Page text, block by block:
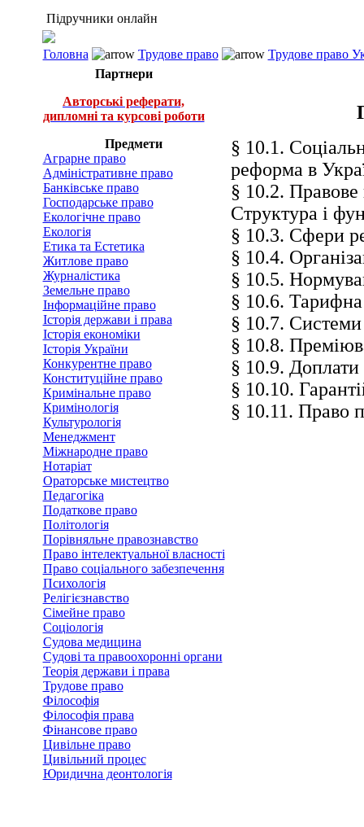
Підручники онлайн
Головна Трудове право
Трудове право
Партнери
Авторські реферати,
дипломні та курсові роботи
Предмети
Аграрне право
Адміністративне право
Банківське право
Господарське право
Екологічне право
Екологія
Етика та Естетика
Житлове право
Журналістика
Земельне право
Інформаційне право
Історія держави і права
Історія економіки
Історія України
Конкурентне право
Конституційне право
Кримінальне право
Кримінологія
Культурологія
Менеджмент
Міжнародне право
Нотаріат
Ораторське мистецтво
Педагогіка
Податкове право
Політологія
Порівняльне правознавство
Право інтелектуальної власності
Право соціального забезпечення
Психологія
Релігієзнавство
Сімейне право
Соціологія
Судова медицина
Судові та правоохоронні органи
Теорія держави і права
Трудове право
Філософія
Філософія права
Фінансове право
Цивільне право
Цивільний процес
Юридична деонтологія
§ 10.1.
реформа в
§ 10.2. Правове
Структура і
§ 10.3. Сфери
§ 10.4.
§ 10.5.
§ 10.6.
§ 10.7. Системи
§ 10.8.
§ 10.9. Доплати
§ 10.10.
§ 10.11. Право